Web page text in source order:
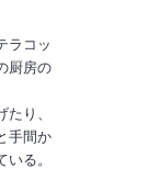
ラコッ
厨房の
り、
手間か
る。